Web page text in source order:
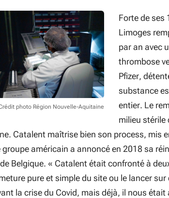
photo Région Nouvelle-Aquitaine
Forte de ses
Limoges
par an avec
thrombose
Pfizer,
substance
entier. Le
milieu
Catalent maîtrise bien son process, mis
groupe américain a annoncé en 2018 sa
Belgique. « Catalent était confronté à
pure et simple du site ou le lancer
la crise du Covid, mais déjà, il nous était